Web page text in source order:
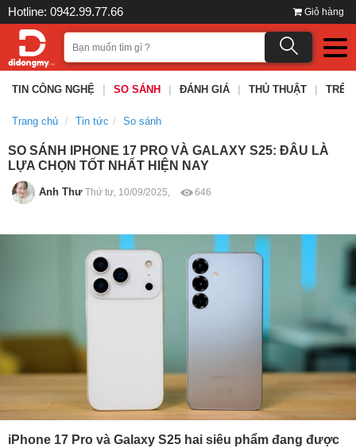
Hotline: 0942.99.77.66 Giỏ hàng
TIN CÔNG NGHỆ SO SÁNH ĐÁNH GIÁ THỦ THUẬT TRÊN
Trang chủ Tin tức So sánh
SO SÁNH IPHONE 17 PRO VÀ GALAXY S25: ĐÂU LÀ
LỰA CHỌN TỐT NHẤT HIỆN NAY
Anh Thư Thứ tư, 10/09/2025, 646
iPhone 17 Pro và Galaxy S25 hai siêu phẩm đang được